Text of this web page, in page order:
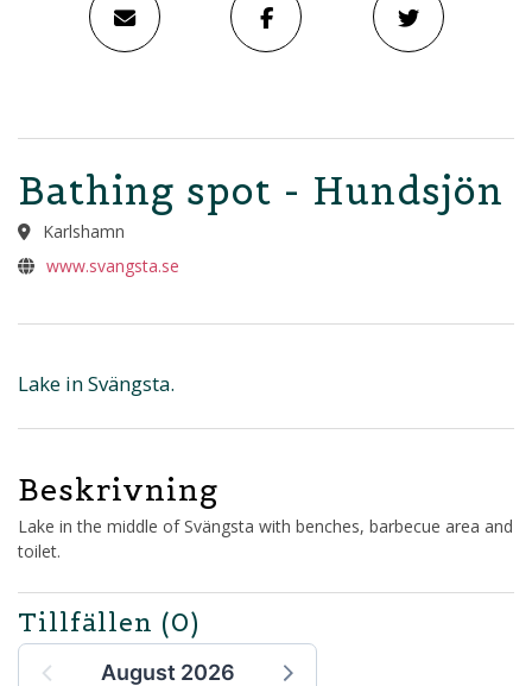
Bathing spot - Hundsjön
Karlshamn
www.svangsta.se
Lake in Svängsta.
Beskrivning
Lake in the middle of Svängsta with benches, barbecue area and
toilet.
Tillfällen (0)
August 2026